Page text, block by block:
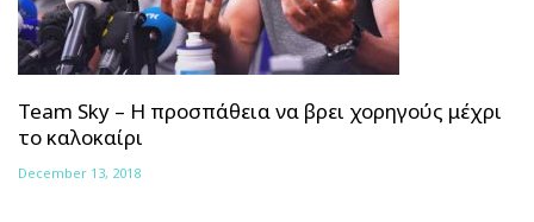
Team Sky – Η προσπάθεια να βρει χορηγούς μέχρι
το καλοκαίρι
December 13, 2018